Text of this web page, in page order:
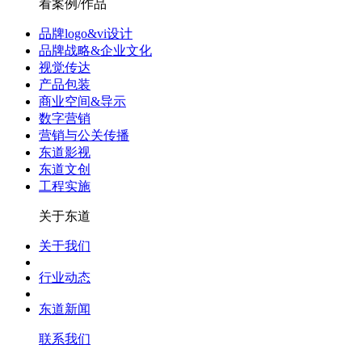
看案例/作品
品牌logo&vi设计
品牌战略&企业文化
视觉传达
产品包装
商业空间&导示
数字营销
营销与公关传播
东道影视
东道文创
工程实施
关于东道
关于我们
行业动态
东道新闻
联系我们